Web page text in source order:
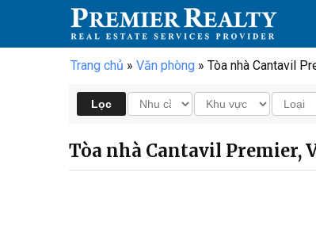
Trang chủ » Văn phòng » Tòa nhà Cantavil
Tòa nhà Cantavil Premier,